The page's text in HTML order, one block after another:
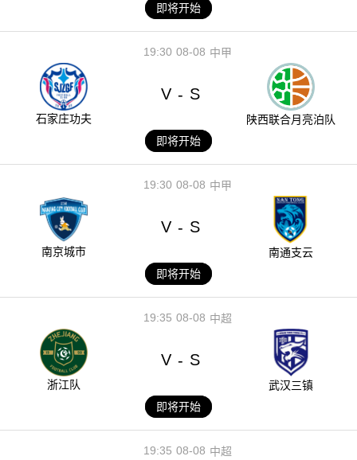
即将开始
08-08
19:30 中甲
石家庄功夫
V - S
陕西联合月亮泊队
即将开始
08-08
19:30 中甲
南京城市
V - S
南通支云
即将开始
08-08
19:35 中超
浙江队
V - S
武汉三镇
即将开始
08-08
19:35 中超